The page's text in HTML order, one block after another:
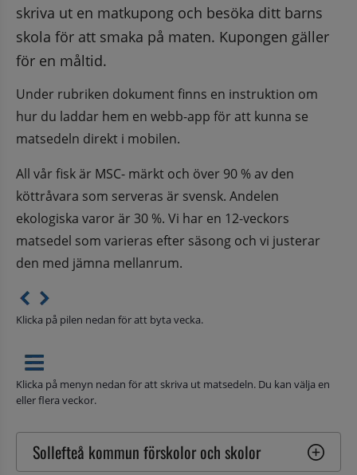
skriva ut en matkupong och besöka ditt barns
skola för att smaka på maten. Kupongen gäller
för en måltid.
Under rubriken dokument finns en instruktion om
hur du laddar hem en webb-app för att kunna se
matsedeln direkt i mobilen.
All vår fisk är MSC- märkt och över 90 % av den
köttråvara som serveras är svensk. Andelen
ekologiska varor är 30 %. Vi har en 12-veckors
matsedel som varieras efter säsong och vi justerar
den med jämna mellanrum.
Klicka på pilen nedan för att byta vecka.
Klicka på menyn nedan för att skriva ut matsedeln. Du kan välja en
eller flera veckor.
Sollefteå kommun förskolor och skolor